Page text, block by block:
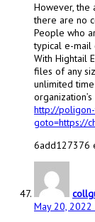
However, the
there are no
People who
typical e-mail
With Hightail
files of any
unlimited
http://
goto=https://
6add127376
May 20,